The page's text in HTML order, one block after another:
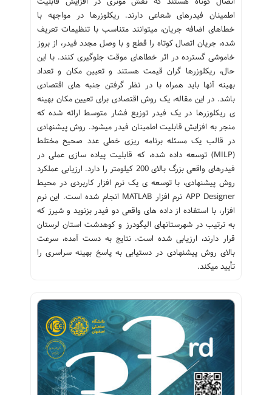
اطمینان فیدرهای شعاعی دارند. ریکلوزرها در مواجهه با
خطاهای اضافه جریان، می‏توانند متناسب با تنظیمات تعریف
شده، جریان اتصال کوتاه را قطع و با وصل مجدد فیدر، از بروز
خاموشی گسترده در اثر خطاهای موقت جلوگیری کنند. با این
حال، ریکلوزرها گران قیمت هستند و تعیین مکان و تعداد
بهینه آن‏‏ها باید همراه با در نظر گرفتن جنبه‏ های اقتصادی
باشد. در این مقاله، یک روش اقتصادی برای تعیین مکان بهینه‏
ی ریکلوزرها در یک فیدر توزیع فشار متوسط ارائه شده که
منجر به افزایش قابلیت اطمینان فیدر می‏شود. روش پیشنهادی
در قالب یک مسئله برنامه‏ ریزی خطی عدد صحیح مختلط
(MILP) توسعه داده شده، که قابلیت پیاده‏ سازی عملی در
فیدرهای واقعی بزرگ بالای 200 کیلومتر را دارد. ارزیابی عملکرد
روش پیشنهادی، با توسعه‏ ی یک نرم افزار کاربردی در محیط
APP Designer نرم افزار MATLAB انجام شده است. این نرم
افزار، با استفاده از داده ‏های واقعی دو فیدر بزنوید و شیرز که
به ترتیب در شهرستان‏های الیگودرز و کوهدشت استان لرستان
قرار دارند، ارزیابی شده است. نتایج به دست آمده، سرعت
بالای روش پیشنهادی در دستیابی به پاسخ بهینه سراسری را
تأیید می‏کند.